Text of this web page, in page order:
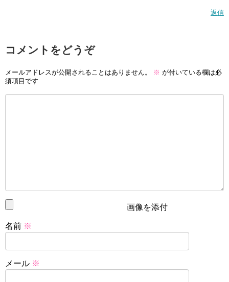
返信
コメントをどうぞ
メールアドレスが公開されることはありません。 ※ が付いている欄は必
須項目です
画像を添付
名前 ※
メール ※